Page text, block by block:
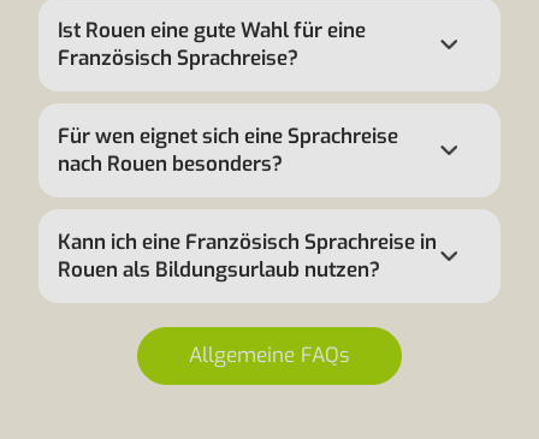
Ist Rouen eine gute Wahl für eine
Französisch Sprachreise?
Für wen eignet sich eine Sprachreise
nach Rouen besonders?
Kann ich eine Französisch Sprachreise in
Rouen als Bildungsurlaub nutzen?
Allgemeine FAQs